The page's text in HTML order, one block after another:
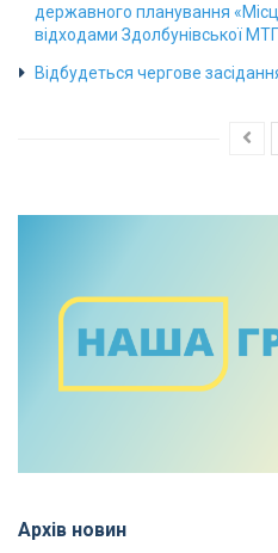
державного планування
відходами Здолбунівської
Відбудеться чергове
Архів новин